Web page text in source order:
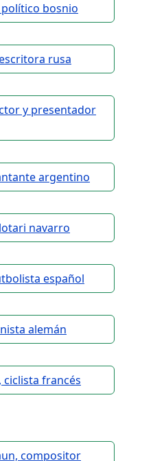
bosnio
rusa
y presentador
argentino
navarro
español
alemán
ciclista francés
compositor